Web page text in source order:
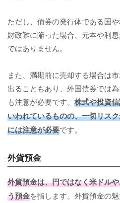
ただし、債券の発行体である国
財政難に陥った場合、元本や利
ではありません。
また、満期前に売却する場合は
出ることもあり、外国債券では
も注意が必要です。 株式や投資
いわれているものの、一切リス
には注意が必要です。
外貨預金
外貨預金は、円ではなく米ドル
う預金を指します。外貨預金の